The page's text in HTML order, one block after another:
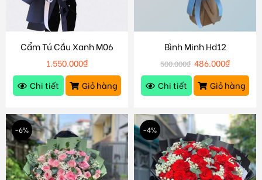
Cẩm Tú Cầu Xanh M06
1.550.000₫
Chi tiết
Giỏ hàng
Bình Minh Hd12
500.000₫ 486.000₫
Chi tiết
Giỏ hàng
-6% -4%